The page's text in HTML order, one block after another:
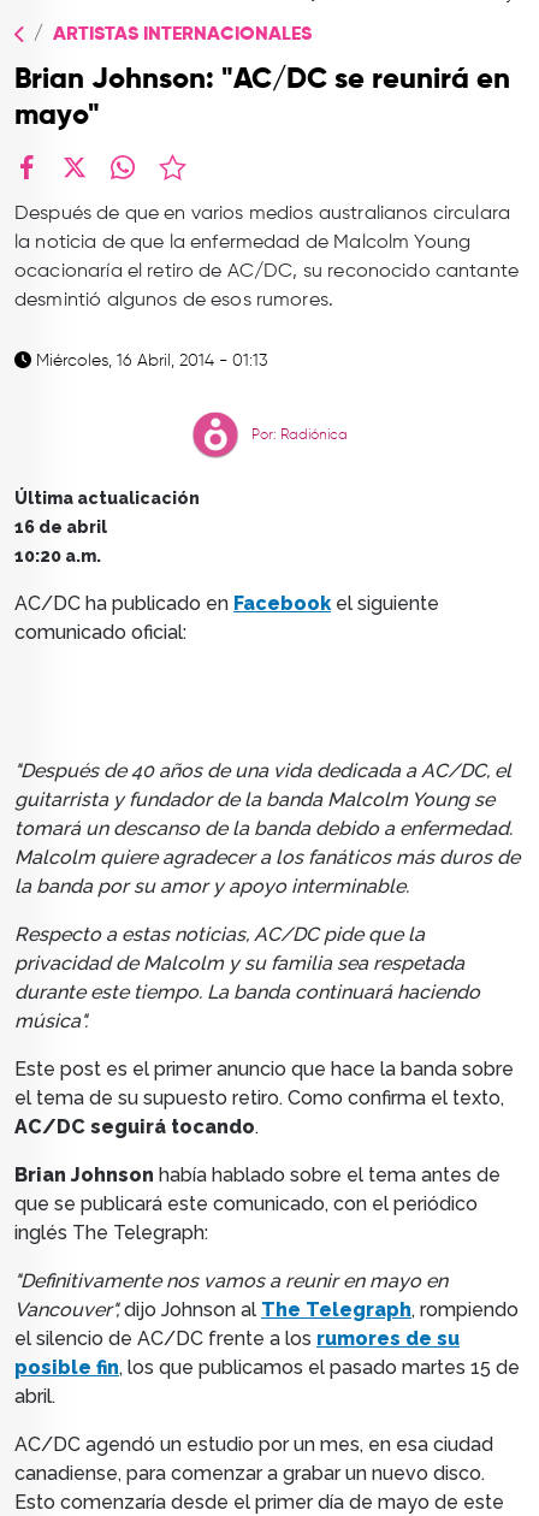
CONTACTO
ARTISTAS INTERNACIONALES
Brian Johnson: "AC/DC se reunirá en
mayo"
Después de que en varios medios australianos circulara
la noticia de que la enfermedad de Malcolm Young
ocacionaría el retiro de AC/DC, su reconocido cantante
desmintió algunos de esos rumores.
Miércoles, 16 Abril, 2014 - 01:13
Por: Radiónica
Última actualicación
16 de abril
10:20 a.m.
AC/DC ha publicado en Facebookel siguiente
comunicado oficial:
"Después de 40 años de una vida dedicada a AC/DC, el
guitarrista y fundador de la banda Malcolm Young se
tomará un descanso de la banda debido a enfermedad.
Malcolm quiere agradecer a los fanáticos más duros de
la banda por su amor y apoyo interminable.
Respecto a estas noticias, AC/DC pide que la
privacidad de Malcolm y su familia sea respetada
durante este tiempo. La banda continuará haciendo
música".
Este post es el primer anuncio que hace la banda sobre
el tema de su supuesto retiro. Como confirma el texto,
AC/DC seguirá tocando.
Brian Johnson había hablado sobre el tema antes de
que se publicará este comunicado, con el periódico
inglés The Telegraph:
"Definitivamente nos vamos a reunir en mayo en
Vancouver",dijo Johnson al The Telegraph, rompiendo
el silencio de AC/DC frente a los rumores de su
posible fin, los que publicamos el pasado martes 15 de
abril.
AC/DC agendó un estudio por un mes, en esa ciudad
canadiense, para comenzar a grabar un nuevo disco.
Esto comenzaría desde el primer día de mayo de este